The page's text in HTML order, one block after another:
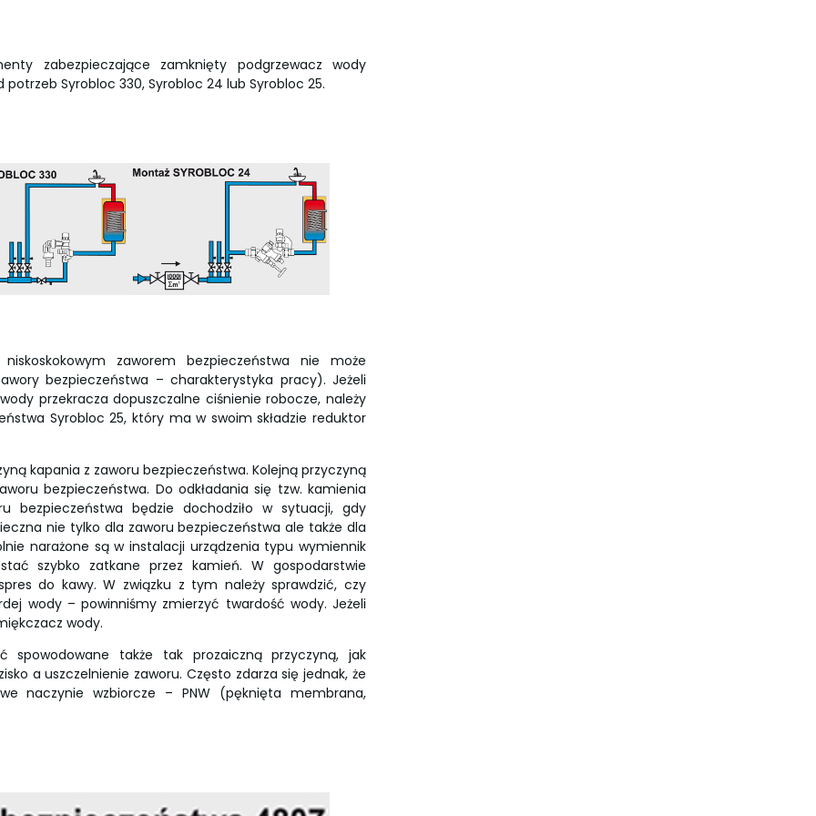
zabezpieczające zamknięty podgrzewacz wody
Syrobloc 330, Syrobloc 24 lub Syrobloc 25.
zaworem bezpieczeństwa nie może
bezpieczeństwa – charakterystyka pracy). Jeżeli
przekracza dopuszczalne ciśnienie robocze, należy
Syrobloc 25, który ma w swoim składzie reduktor
kapania z zaworu bezpieczeństwa. Kolejną przyczyną
bezpieczeństwa. Do odkładania się tzw. kamienia
bezpieczeństwa będzie dochodziło w sytuacji, gdy
nie tylko dla zaworu bezpieczeństwa ale także dla
narażone są w instalacji urządzenia typu wymiennik
szybko zatkane przez kamień. W gospodarstwie
do kawy. W związku z tym należy sprawdzić, czy
wody – powinniśmy zmierzyć twardość wody. Jeżeli
wody.
spowodowane także tak prozaiczną przyczyną, jak
a uszczelnienie zaworu. Często zdarza się jednak, że
naczynie wzbiorcze – PNW (pęknięta membrana,